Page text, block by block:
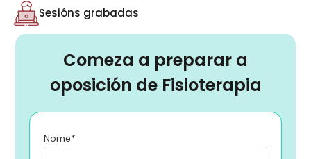
Sesións grabadas
Comeza a preparar a
oposición de Fisioterapia
Nome*